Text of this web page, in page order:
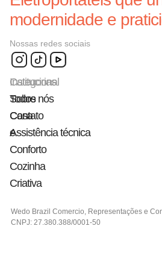
modernidade e
Nossas redes sociais
Categorias
Todos
Casa
e
Conforto
Cozinha
Criativa
Institucional
Sobre nós
Contato
Assistência técnica
Wedo Brazil Comercio, Representações e
CNPJ: 27.380.388/0001-50